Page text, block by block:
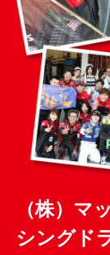
（株）マ
シングド